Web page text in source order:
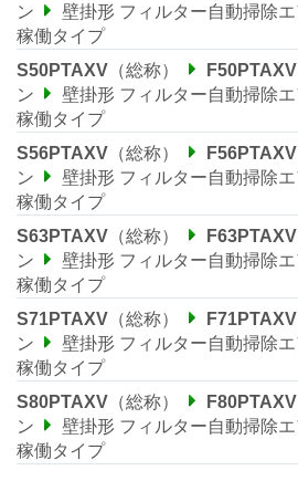
ン
壁掛形 フィルター自動掃除
稼働タイプ
S50PTAXV （総称） F50PTAXV
ン
壁掛形 フィルター自動掃除
稼働タイプ
S56PTAXV （総称） F56PTAXV
ン
壁掛形 フィルター自動掃除
稼働タイプ
S63PTAXV （総称） F63PTAXV
ン
壁掛形 フィルター自動掃除
稼働タイプ
S71PTAXV （総称） F71PTAXV
ン
壁掛形 フィルター自動掃除
稼働タイプ
S80PTAXV （総称） F80PTAXV
ン
壁掛形 フィルター自動掃除
稼働タイプ